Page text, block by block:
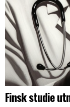
Finsk studie